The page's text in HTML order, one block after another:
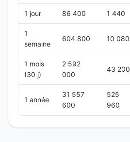
1 jour 86 400 1 440
1
semaine
604 800 10 080
1 mois
(30 j)
2 592
000
43 200
1 année
31 557
600
525
960